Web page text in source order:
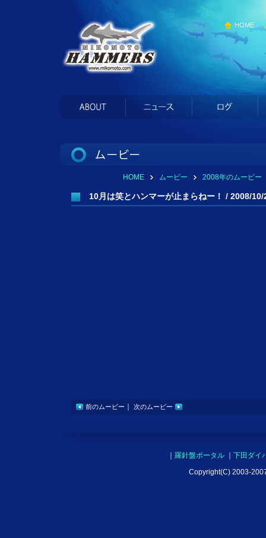
HOME
HOME ムービー 2008年のムービー
10月は笑とハンマーが止まらねー！ / 2008/
前のムービー 次のムービー
羅針盤ポータル
下田ダイ
Copyright(C) 2003-